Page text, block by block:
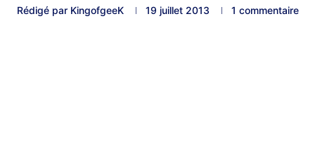
Rédigé par KingofgeeK 19 juillet 2013 1 commentaire